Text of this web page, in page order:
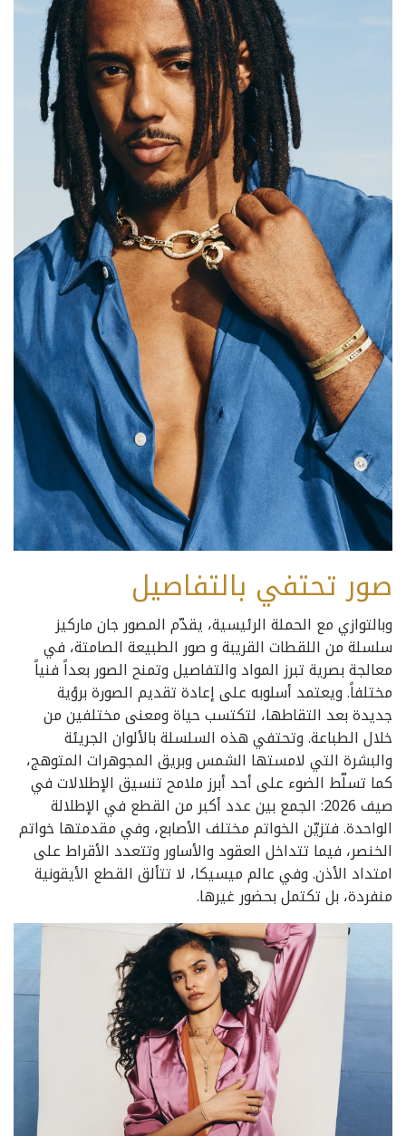
صور تحتفي بالتفاصيل
وبالتوازي مع الحملة الرئيسية، يقدّم المصور جان ماركيز
سلسلة من اللقطات القريبة و صور الطبيعة الصامتة، في
معالجة بصرية تبرز المواد والتفاصيل وتمنح الصور بعداً فنياً
مختلفاً. ويعتمد أسلوبه على إعادة تقديم الصورة برؤية
جديدة بعد التقاطها، لتكتسب حياة ومعنى مختلفين من
خلال الطباعة. وتحتفي هذه السلسلة بالألوان الجريئة
والبشرة التي لامستها الشمس وبريق المجوهرات المتوهج،
كما تسلّط الضوء على أحد أبرز ملامح تنسيق الإطلالات في
صيف 2026: الجمع بين عدد أكبر من القطع في الإطلالة
الواحدة. فتزيّن الخواتم مختلف الأصابع، وفي مقدمتها خواتم
الخنصر، فيما تتداخل العقود والأساور وتتعدد الأقراط على
امتداد الأذن. وفي عالم ميسيكا، لا تتألق القطع الأيقونية
منفردة، بل تكتمل بحضور غيرها.